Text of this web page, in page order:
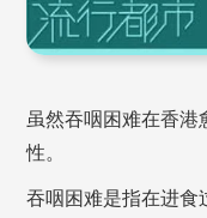
虽然吞咽困难在香
性。
吞咽困难是指在进食